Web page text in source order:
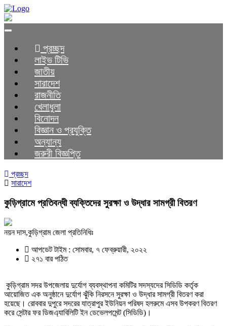
Toggle
প্রচ্ছদ
লাইভ টিভি
জাতীয়
সারাদেশ
রাজনীতি
খেলাধুলা
বিনোদন
বিজ্ঞান ও প্রযুক্তি
অন্যান্য
জরুরী বিজ্ঞপ্তি
প্রচ্ছদ
সারাদেশ
কুড়িগ্রামে প্রতিবন্ধী ব্যক্তিদের সুরক্ষা ও উদ্ধার সামগ্রী বিতরণ
নয়ন দাস,কুড়িগ্রাম জেলা প্রতিনিধিঃ
আপডেট টাইম : সোমবার, ৭ ফেব্রুয়ারী, ২০২২
২৭১ বার পঠিত
কুড়িগ্রাম সদর উপজেলায় দুর্যোগ ব্যবস্থাপনা কমিটির সদস্যদের সিডিডি কর্তৃক
আয়োজিত এক অনুষ্ঠানে দুর্যোগ ঝুঁকি নিরসনে সুরক্ষা ও উদ্ধার সামগ্রী বিতরণ করা
হয়েছে। রোববার দুপুরে সদরের যাত্রাপুর ইউনিয়ন পরিষদ হলরুমে এসব উপকরণ বিতরণ
করে সেন্টার ফর ডিজএ্যাবিলিটি ইন ডেভেলপমেন্ট (সিডিডি)।